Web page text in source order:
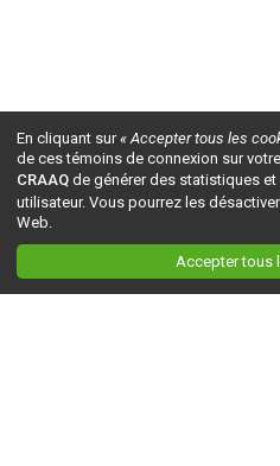
En cliquant sur« Accepter tous les
de ces témoins de connexion sur
CRAAQ de générer des statistiques
utilisateur. Vous pourrez les
Web.
Accepter tous